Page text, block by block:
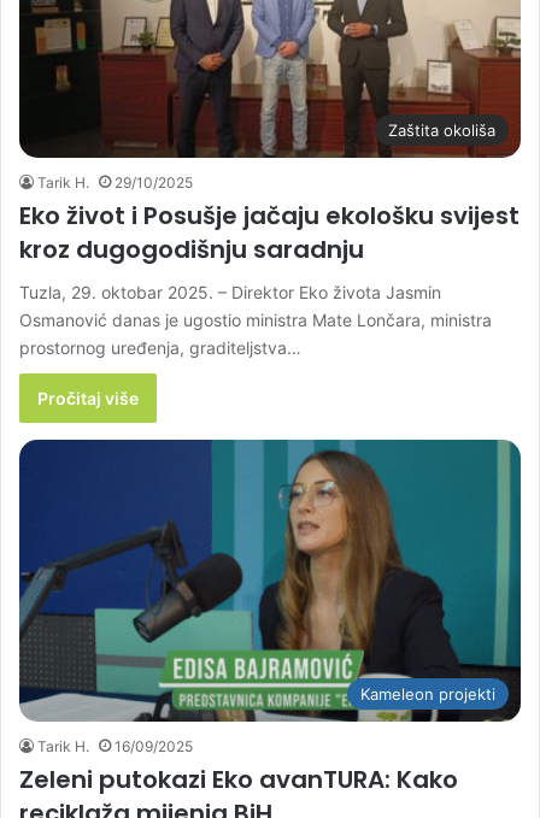
Zaštita okoliša
Tarik H. 29/10/2025
Eko život i Posušje jačaju ekološku svijest
kroz dugogodišnju saradnju
Tuzla, 29. oktobar 2025. – Direktor Eko života Jasmin
Osmanović danas je ugostio ministra Mate Lončara, ministra
prostornog uređenja, graditeljstva…
Pročitaj više
Kameleon projekti
Tarik H. 16/09/2025
Zeleni putokazi Eko avanTURA: Kako